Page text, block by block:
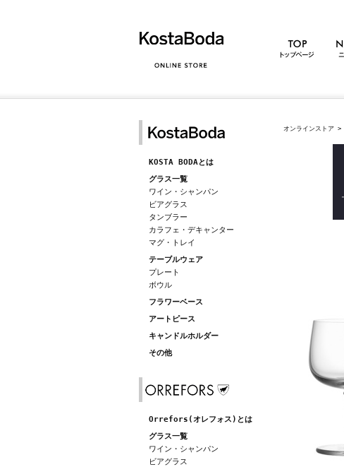
KOSTA BODAとは
グラス一覧
ワイン・シャンパン
ビアグラス
タンブラー
カラフェ・デキャンター
マグ・トレイ
テーブルウェア
プレート
ボウル
フラワーベース
アートピース
キャンドルホルダー
その他
Orrefors(オレフォス)とは
グラス一覧
ワイン・シャンパン
ビアグラス
オンラインストア >